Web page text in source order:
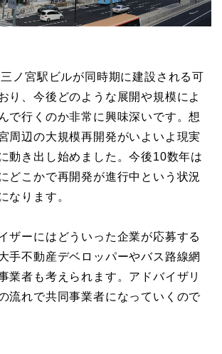
ノ宮駅ビルが同時期に建設される可
り、今後どのような展開や規模によ
で行くのか非常に興味深いです。想
周辺の大規模再開発がいよいよ現実
動き出し始めました。今後10数年は
どこかで再開発が進行中という状況
なります。
ザーにはどういった企業が応募する
手不動産デベロッパーやバス路線網
業者も考えられます。アドバイザリ
流れで共同事業者になっていくので